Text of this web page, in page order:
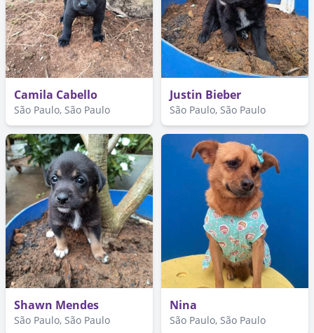
Camila Cabello
São Paulo, São Paulo
Justin Bieber
São Paulo, São Paulo
Shawn Mendes
São Paulo, São Paulo
Nina
São Paulo, São Paulo